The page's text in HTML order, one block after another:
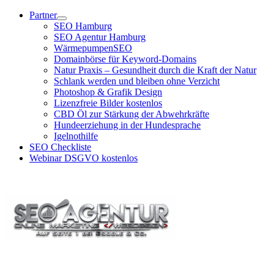
Zum
Partner
SEO Hamburg
SEO Agentur Hamburg
WärmepumpenSEO
Domainbörse für Keyword-Domains
Natur Praxis – Gesundheit durch die Kraft der Natur
Schlank werden und bleiben ohne Verzicht
Photoshop & Grafik Design
Lizenzfreie Bilder kostenlos
CBD Öl zur Stärkung der Abwehrkräfte
Hundeerziehung in der Hundesprache
Igelnothilfe
SEO Checkliste
Webinar DSGVO kostenlos